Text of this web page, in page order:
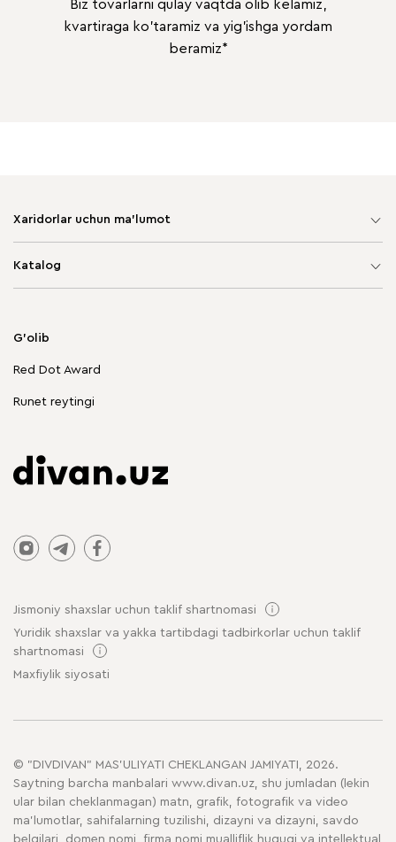
Biz tovarlarni qulay vaqtda olib kelamiz,
kvartiraga ko'taramiz va yig'ishga yordam
beramiz*
Xaridorlar uchun ma'lumot
Katalog
G'olib
Red Dot Award
Runet reytingi
Jismoniy shaxslar uchun taklif shartnomasi
Yuridik shaxslar va yakka tartibdagi tadbirkorlar uchun taklif
shartnomasi
Maxfiylik siyosati
© "DIVDIVAN" MAS'ULIYATI CHEKLANGAN JAMIYATI, 2026.
Saytning barcha manbalari www.divan.uz, shu jumladan (lekin
ular bilan cheklanmagan) matn, grafik, fotografik va video
ma'lumotlar, sahifalarning tuzilishi, dizayni va dizayni, savdo
belgilari, domen nomi, firma nomi mualliflik huquqi va intellektual